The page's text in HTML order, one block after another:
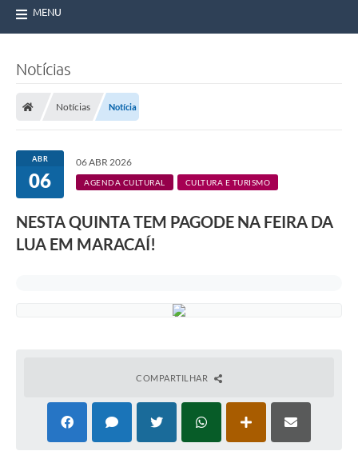
MENU
Notícias
Notícias Notícia
ABR
06
06 ABR 2026
AGENDA CULTURAL CULTURA E TURISMO
NESTA QUINTA TEM PAGODE NA FEIRA DA
LUA EM MARACAÍ!
COMPARTILHAR